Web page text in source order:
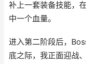
补上一套装备技能，
中一个血量。
进入第二阶段后，
底之际，我正面迎战